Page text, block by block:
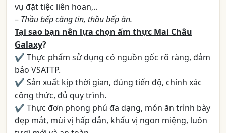
vụ đặt tiệc liên hoan,..
– Thầu bếp căng tin, thầu bếp ăn.
Tại sao bạn nên lựa chọn ẩm thực Mai Châu
Galaxy?
✔ Thực phẩm sử dụng có nguồn gốc rõ ràng, đảm
bảo VSATTP.
✔ Sản xuất kịp thời gian, đúng tiến độ, chính xác
công thức, đủ quy trình.
✔ Thực đơn phong phú đa dạng, món ăn trình bày
đẹp mắt, mùi vị hấp dẫn, khẩu vị ngon miệng, luôn